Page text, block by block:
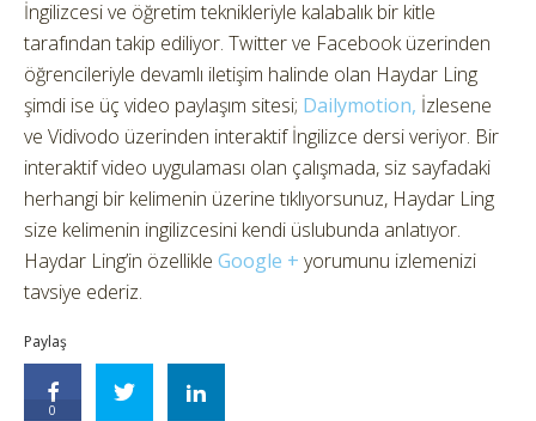
İngilizcesi ve öğretim teknikleriyle kalabalık bir kitle
tarafından takip ediliyor. Twitter ve Facebook üzerinden
öğrencileriyle devamlı iletişim halinde olan Haydar Ling
şimdi ise üç video paylaşım sitesi; Dailymotion, İzlesene
ve Vidivodo üzerinden interaktif İngilizce dersi veriyor. Bir
interaktif video uygulaması olan çalışmada, siz sayfadaki
herhangi bir kelimenin üzerine tıklıyorsunuz, Haydar Ling
size kelimenin ingilizcesini kendi üslubunda anlatıyor.
Haydar Ling’in özellikle Google + yorumunu izlemenizi
tavsiye ederiz.
Paylaş
0